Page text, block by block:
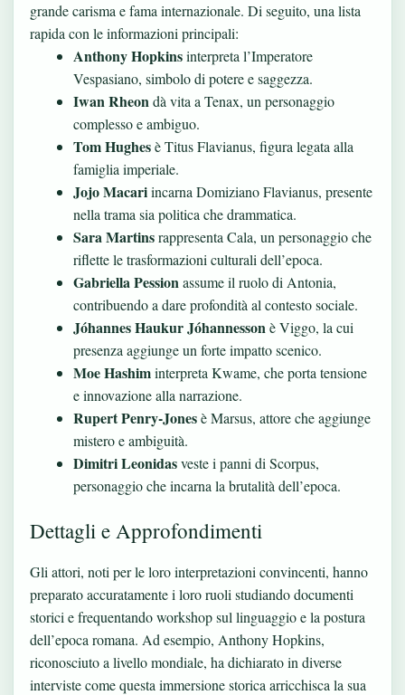
grande carisma e fama internazionale. Di seguito, una lista
rapida con le informazioni principali:
Anthony Hopkinsinterpreta l’Imperatore
Vespasiano, simbolo di potere e saggezza.
Iwan Rheondà vita a Tenax, un personaggio
complesso e ambiguo.
Tom Hughesè Titus Flavianus, figura legata alla
famiglia imperiale.
Jojo Macariincarna Domiziano Flavianus, presente
nella trama sia politica che drammatica.
Sara Martinsrappresenta Cala, un personaggio che
riflette le trasformazioni culturali dell’epoca.
Gabriella Pessionassume il ruolo di Antonia,
contribuendo a dare profondità al contesto sociale.
Jóhannes Haukur Jóhannessonè Viggo, la cui
presenza aggiunge un forte impatto scenico.
Moe Hashiminterpreta Kwame, che porta tensione
e innovazione alla narrazione.
Rupert Penry-Jonesè Marsus, attore che aggiunge
mistero e ambiguità.
Dimitri Leonidasveste i panni di Scorpus,
personaggio che incarna la brutalità dell’epoca.
Dettagli e Approfondimenti
Gli attori, noti per le loro interpretazioni convincenti, hanno
preparato accuratamente i loro ruoli studiando documenti
storici e frequentando workshop sul linguaggio e la postura
dell’epoca romana. Ad esempio, Anthony Hopkins,
riconosciuto a livello mondiale, ha dichiarato in diverse
interviste come questa immersione storica arricchisca la sua